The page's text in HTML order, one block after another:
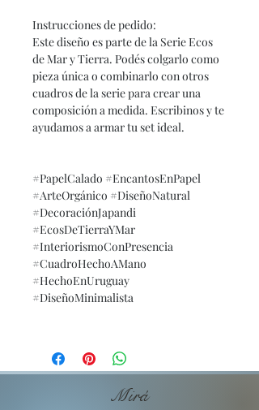
Instrucciones de pedido:
Este diseño es parte de la Serie Ecos
de Mar y Tierra. Podés colgarlo como
pieza única o combinarlo con otros
cuadros de la serie para crear una
composición a medida. Escribinos y te
ayudamos a armar tu set ideal.
#PapelCalado #EncantosEnPapel
#ArteOrgánico #DiseñoNatural
#DecoraciónJapandi
#EcosDeTierraYMar
#InteriorismoConPresencia
#CuadroHechoAMano
#HechoEnUruguay
#DiseñoMinimalista
Mirá